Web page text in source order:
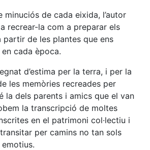
minuciós de cada eixida, l’autor
recrear-la com a preparar els
partir de les plantes que ens
cada època.
d’estima per la terra, i per la
les memòries recreades per
la dels parents i amics que el van
la transcripció de moltes
en el patrimoni col·lectiu i
per camins no tan sols